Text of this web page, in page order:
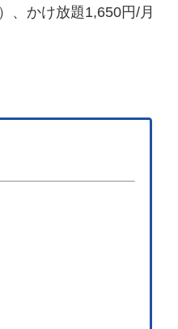
、かけ放題1,650円/月